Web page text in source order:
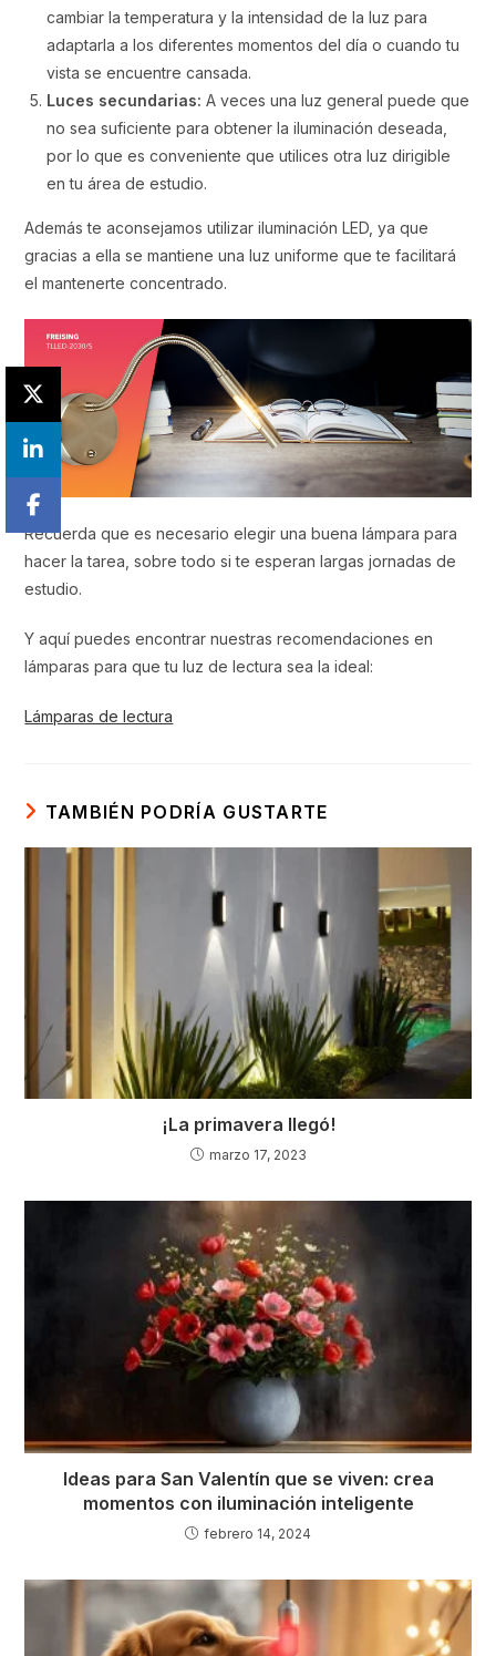
cambiar la temperatura y la intensidad de la luz para
adaptarla a los diferentes momentos del día o cuando tu
vista se encuentre cansada.
Luces secundarias: A veces una luz general puede que
no sea suficiente para obtener la iluminación deseada,
por lo que es conveniente que utilices otra luz dirigible
en tu área de estudio.
Además te aconsejamos utilizar iluminación LED, ya que
gracias a ella se mantiene una luz uniforme que te facilitará
el mantenerte concentrado.
Recuerda que es necesario elegir una buena lámpara para
hacer la tarea, sobre todo si te esperan largas jornadas de
estudio.
Y aquí puedes encontrar nuestras recomendaciones en
lámparas para que tu luz de lectura sea la ideal:
Lámparas de lectura
TAMBIÉN PODRÍA GUSTARTE
¡La primavera llegó!
marzo 17, 2023
Ideas para San Valentín que se viven: crea
momentos con iluminación inteligente
febrero 14, 2024